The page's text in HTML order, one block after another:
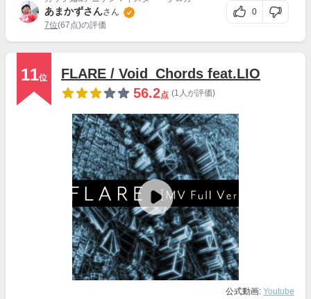
あまかずさんさん
7位(67点)の評価
0
11位
FLARE / Void_Chords feat.LIO
56.2点 (1人が評価)
公式動画: Youtube